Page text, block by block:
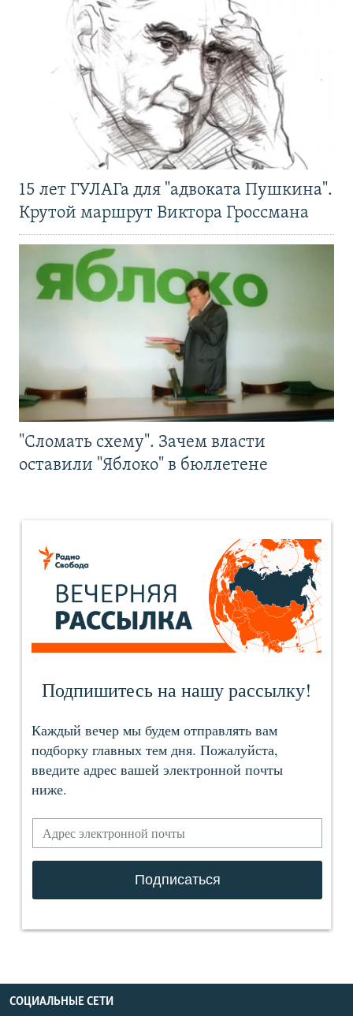
15 лет ГУЛАГа для "адвоката Пушкина".
Крутой маршрут Виктора Гроссмана
"Сломать схему". Зачем власти
оставили "Яблоко" в бюллетене
СОЦИАЛЬНЫЕ СЕТИ